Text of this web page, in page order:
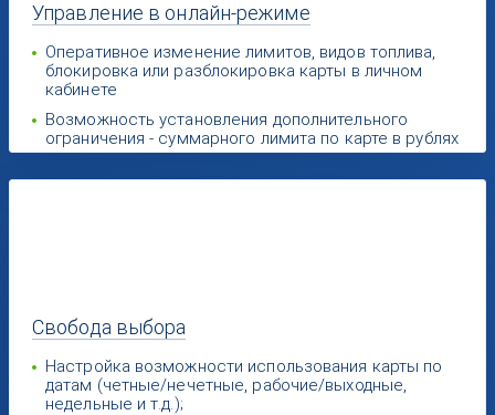
Управление в онлайн-режиме
Оперативное изменение лимитов, видов топлива,
блокировка или разблокировка карты в личном
кабинете
Возможность установления дополнительного
ограничения - суммарного лимита по карте в рублях
Свобода выбора
Настройка возможности использования карты по
датам (четные/нечетные, рабочие/выходные,
недельные и т.д.);